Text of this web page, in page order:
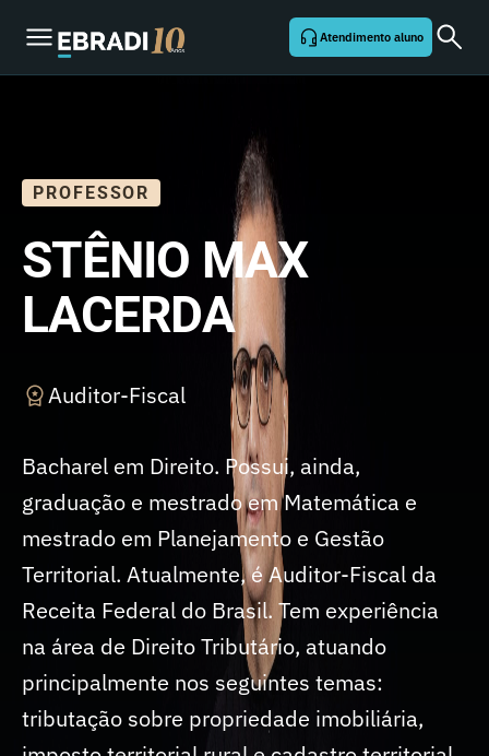
Atendimento aluno
PROFESSOR
STÊNIO MAX
LACERDA
Auditor-Fiscal
Bacharel em Direito. Possui, ainda,
graduação e mestrado em Matemática e
mestrado em Planejamento e Gestão
Territorial. Atualmente, é Auditor-Fiscal da
Receita Federal do Brasil. Tem experiência
na área de Direito Tributário, atuando
principalmente nos seguintes temas:
tributação sobre propriedade imobiliária,